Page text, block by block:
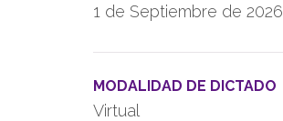
1 de Septiembre de 2026
MODALIDAD DE DICTADO
Virtual